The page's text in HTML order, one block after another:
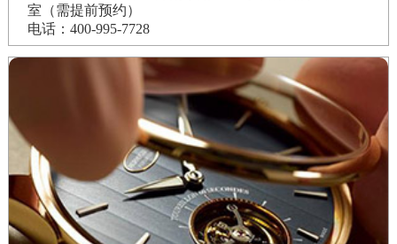
室（需提前预约）
电话：400-995-7728